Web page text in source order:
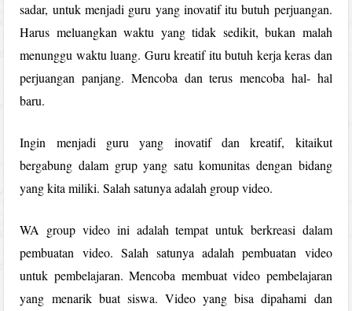
sadar, untuk menjadi guru yang inovatif itu butuh perjuangan.
Harus meluangkan waktu yang tidak sedikit, bukan malah
menunggu waktu luang. Guru kreatif itu butuh kerja keras dan
perjuangan panjang. Mencoba dan terus mencoba hal- hal
baru.
Ingin menjadi guru yang inovatif dan kreatif, kitaikut
bergabung dalam grup yang satu komunitas dengan bidang
yang kita miliki. Salah satunya adalah group video.
WA group video ini adalah tempat untuk berkreasi dalam
pembuatan video. Salah satunya adalah pembuatan video
untuk pembelajaran. Mencoba membuat video pembelajaran
yang menarik buat siswa. Video yang bisa dipahami dan